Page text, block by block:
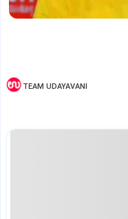
TEAM UDAYAVANI